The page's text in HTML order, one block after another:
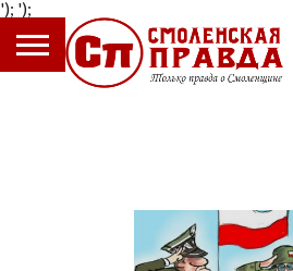
'); ');